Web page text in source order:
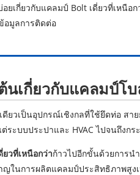
ยเกี่ยวกับแคลมป์ Bolt เดี่ยวที่เหนือก
อมูลการติดต่อ
นเกี่ยวกับแคลมป์โ
ยวเป็นอุปกรณ์เชิงกลที่ใช้ยึดท่อ สา
ระบบประปาและ HVAC ไปจนถึงก
วที่เหนือกว่าก้าวไปอีกขั้นด้วยการ
ญในการผลิตแคลมป์ประสิทธิภาพสูง